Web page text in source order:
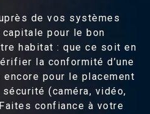
de vos systèmes
pour le bon
habitat : que ce soit en
la conformité d’une
pour le placement
(caméra, vidéo,
confiance à votre